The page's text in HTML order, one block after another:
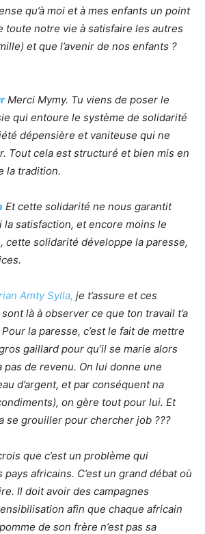
qu’à moi et à mes enfants un point
toute notre vie à satisfaire les autres
et que l’avenir de nos enfants ?
‪Merci Mymy. Tu viens de poser le
qui entoure le système de solidarité
dépensière et vaniteuse qui ne
Tout cela est structuré et bien mis en
la tradition.
Et cette solidarité ne nous garantit
la satisfaction, et encore moins le
cette solidarité développe la paresse,
Amty Sylla, je t’assure et ces
là à observer ce que ton travail t’a
Pour la paresse, c’est le fait de mettre
gaillard pour qu’il se marie alors
pas de revenu. On lui donne une
d’argent, et par conséquent na
on gère tout pour lui. Et
se grouiller pour chercher job ???
que c’est un problème qui
africains. C’est un grand débat où
Il doit avoir des campagnes
afin que chaque africain
de son frère n’est pas sa